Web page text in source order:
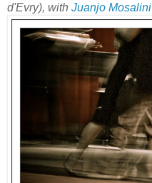
d'Evry), with Juanjo Mosalini